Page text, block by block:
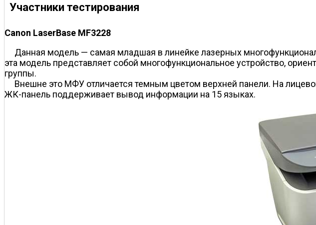
Участники тестирования
Canon LaserBase MF3228
Данная модель — самая младшая в линейке лазерных
эта модель представляет собой многофункциональное устройство,
группы.
Внешне это МФУ отличается темным цветом верхней панели. На
ЖК-панель поддерживает вывод информации на 15 языках.